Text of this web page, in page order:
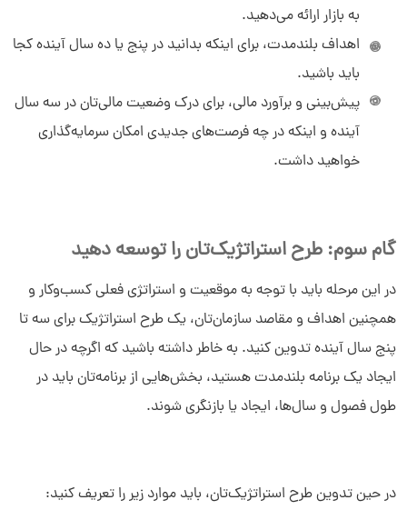
به بازار ارائه می‌دهید.
اهداف بلندمدت، برای اینکه بدانید در پنج یا ده سال آینده کجا
باید باشید.
پیش‌بینی و برآورد مالی، برای درک وضعیت مالی‌تان در سه سال
آینده و اینکه در چه فرصت‌های جدیدی امکان سرمایه‌گذاری
خواهید داشت.
گام سوم: طرح استراتژیک‌تان را توسعه دهید
در این مرحله باید با توجه به موقعیت و استراتژی فعلی کسب‌وکار و
همچنین اهداف و مقاصد سازمان‌تان، یک طرح استراتژیک برای سه تا
پنج سال آینده تدوین کنید. به خاطر داشته باشید که اگرچه در حال
ایجاد یک برنامه بلندمدت هستید، بخش‌هایی از برنامه‌تان باید در
طول فصول و سال‌ها، ایجاد یا بازنگری شوند.
در حین تدوین طرح استراتژیک‌تان، باید موارد زیر را تعریف کنید: